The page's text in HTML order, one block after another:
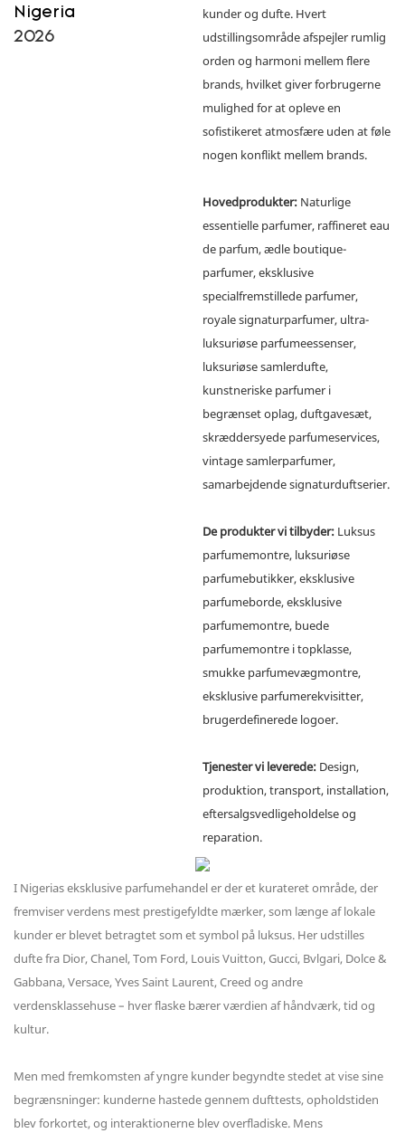
Nigeria
2026
kunder og dufte. Hvert
udstillingsområde afspejler rumlig
orden og harmoni mellem flere
brands, hvilket giver forbrugerne
mulighed for at opleve en
sofistikeret atmosfære uden at føle
nogen konflikt mellem brands.
Hovedprodukter: Naturlige
essentielle parfumer, raffineret eau
de parfum, ædle boutique-
parfumer, eksklusive
specialfremstillede parfumer,
royale signaturparfumer, ultra-
luksuriøse parfumeessenser,
luksuriøse samlerdufte,
kunstneriske parfumer i
begrænset oplag, duftgavesæt,
skræddersyede parfumeservices,
vintage samlerparfumer,
samarbejdende signaturduftserier.
De produkter vi tilbyder: Luksus
parfumemontre, luksuriøse
parfumebutikker, eksklusive
parfumeborde, eksklusive
parfumemontre, buede
parfumemontre i topklasse,
smukke parfumevægmontre,
eksklusive parfumerekvisitter,
brugerdefinerede logoer.
Tjenester vi leverede: Design,
produktion, transport, installation,
eftersalgsvedligeholdelse og
reparation.
I Nigerias eksklusive parfumehandel er der et kurateret område, der
fremviser verdens mest prestigefyldte mærker, som længe af lokale
kunder er blevet betragtet som et symbol på luksus. Her udstilles
dufte fra Dior, Chanel, Tom Ford, Louis Vuitton, Gucci, Bvlgari, Dolce &
Gabbana, Versace, Yves Saint Laurent, Creed og andre
verdensklassehuse – hver flaske bærer værdien af ​​håndværk, tid og
kultur.
Men med fremkomsten af ​​yngre kunder begyndte stedet at vise sine
begrænsninger: kunderne hastede gennem dufttests, opholdstiden
blev forkortet, og interaktionerne blev overfladiske. Mens